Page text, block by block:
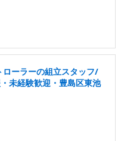
ローラーの組立スタッフ/
未経験歓迎・豊島区東池